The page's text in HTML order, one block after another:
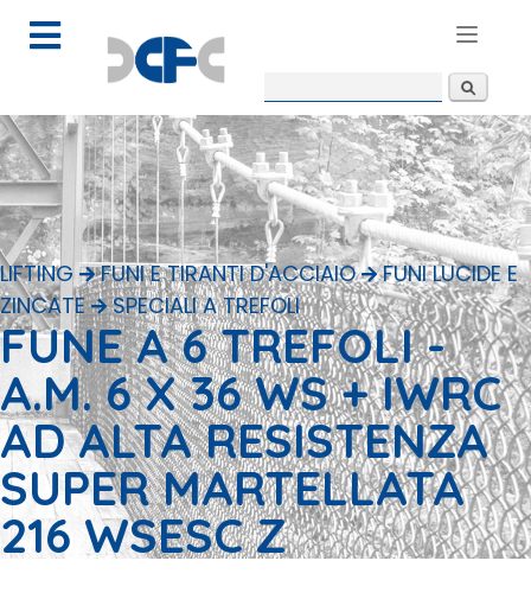
Toggle
Form di
ricerca
Cerca
LIFTING FUNI E TIRANTI D'ACCIAIO
FUNI LUCIDE E
ZINCATE
SPECIALI A TREFOLI
FUNE A 6 TREFOLI -
A.M. 6 X 36 WS + IWRC
AD ALTA RESISTENZA
SUPER MARTELLATA
216 WSESC Z